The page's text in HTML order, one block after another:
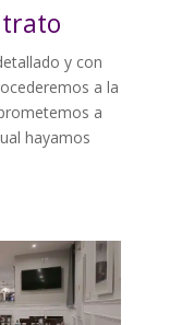
y con
a la
a
hayamos